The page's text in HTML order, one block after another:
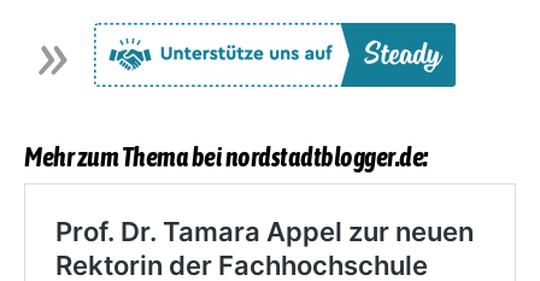
Mehr zum Thema bei nordstadtblogger.de: